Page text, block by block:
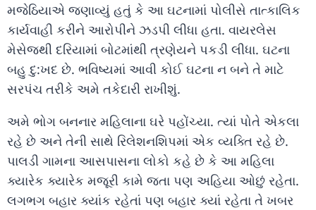
મજેઠિયાએ જણાવ્યું હતું કે આ ઘટનામાં પોલીસે તાત્કાલિક
કાર્યવાહી કરીને આરોપીને ઝડપી લીધા હતા. વાયરલેસ
મેસેજથી દરિયામાં બોટમાંથી ત્રણેયને પકડી લીધા. ઘટના
બહુ દુ:ખદ છે. ભવિષ્યમાં આવી કોઈ ઘટના ન બને તે માટે
સરપંચ તરીકે અમે તકેદારી રાખીશું.
અમે ભોગ બનનાર મહિલાના ઘરે પહોંચ્યા. ત્યાં પોતે એકલા
રહે છે અને તેની સાથે રિલેશનશિપમાં એક વ્યક્તિ રહે છે.
પાલડી ગામના આસપાસના લોકો કહે છે કે આ મહિલા
ક્યારેક ક્યારેક મજૂરી કામે જતા પણ અહિયા ઓછું રહેતા.
લગભગ બહાર ક્યાંક રહેતાં પણ બહાર ક્યાં રહેતા તે ખબર